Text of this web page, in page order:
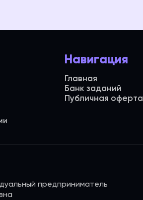
Навигация
Главная
Банк заданий
Публичная оферта
предприниматель